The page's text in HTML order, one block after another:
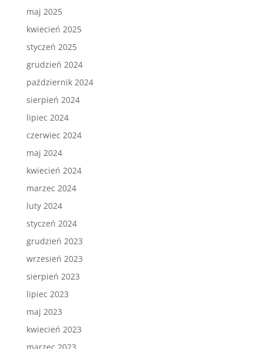
maj 2025
kwiecień 2025
styczeń 2025
grudzień 2024
październik 2024
sierpień 2024
lipiec 2024
czerwiec 2024
maj 2024
kwiecień 2024
marzec 2024
luty 2024
styczeń 2024
grudzień 2023
wrzesień 2023
sierpień 2023
lipiec 2023
maj 2023
kwiecień 2023